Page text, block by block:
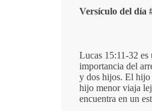
Versículo del día
Lucas 15:11-32 es
importancia del
y dos hijos. El hijo
hijo menor viaja
encuentra en un